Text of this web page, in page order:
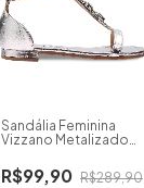
Sandália Feminina
Vizzano Metalizado
R$99,90 R$289,90